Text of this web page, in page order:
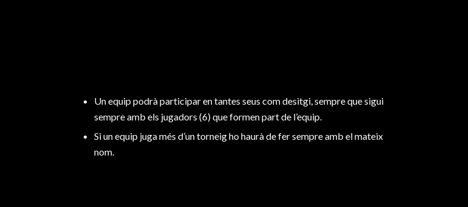
Un equip podrà participar en tantes seus com desitgi, sempre que sigui
sempre amb els jugadors (6) que formen part de l’equip.
Si un equip juga més d’un torneig ho haurà de fer sempre amb el mateix
nom.